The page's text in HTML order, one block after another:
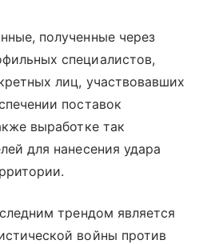
полученные через
специалистов,
лиц, участвовавших
поставок
выработке так
для нанесения удара
трендом является
войны против